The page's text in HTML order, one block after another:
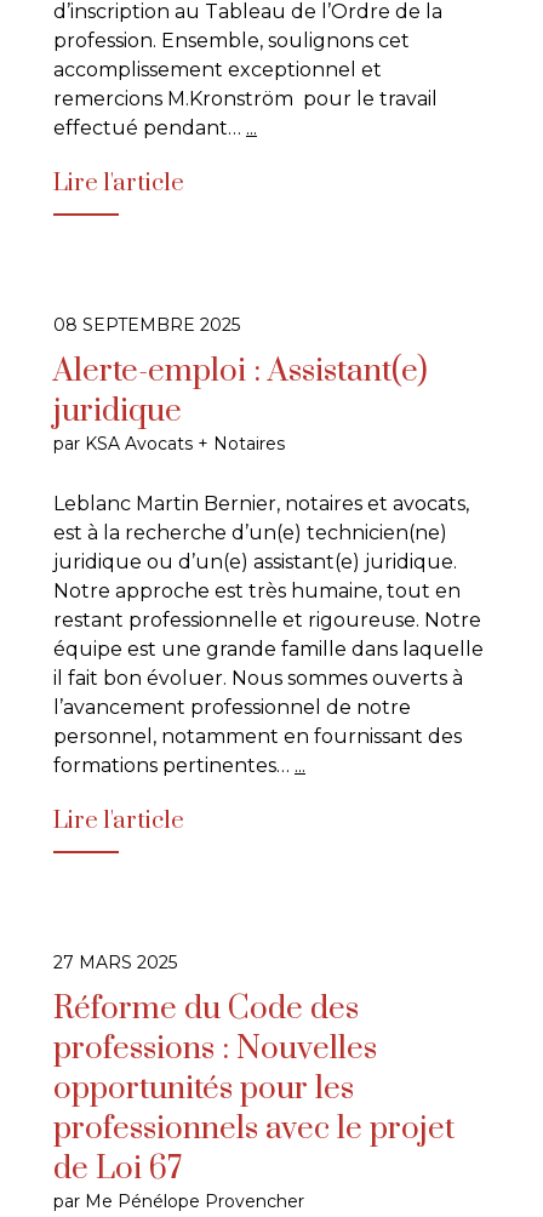
d’inscription au Tableau de l’Ordre de la
profession. Ensemble, soulignons cet
accomplissement exceptionnel et
remercions M.Kronström pour le travail
effectué pendant… ...
Lire l'article
08 SEPTEMBRE 2025
Alerte-emploi : Assistant(e)
juridique
par KSA Avocats + Notaires
Leblanc Martin Bernier, notaires et avocats,
est à la recherche d’un(e) technicien(ne)
juridique ou d’un(e) assistant(e) juridique.
Notre approche est très humaine, tout en
restant professionnelle et rigoureuse. Notre
équipe est une grande famille dans laquelle
il fait bon évoluer. Nous sommes ouverts à
l’avancement professionnel de notre
personnel, notamment en fournissant des
formations pertinentes… ...
Lire l'article
27 MARS 2025
Réforme du Code des
professions : Nouvelles
opportunités pour les
professionnels avec le projet
de Loi 67
par Me Pénélope Provencher